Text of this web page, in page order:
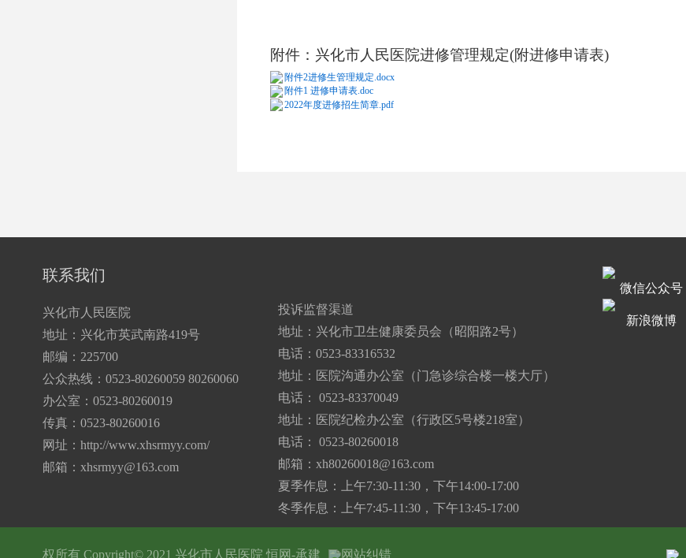
附件： 兴化市人民医院进修管理规定(附进修申请表)
附件2进修生管理规定.docx
附件1 进修申请表.doc
2022年度进修招生简章.pdf
联系我们
兴化市人民医院
地址：兴化市英武南路419号
邮编：225700
公众热线：0523-80260059 80260060
办公室：0523-80260019
传真：0523-80260016
网址：http://www.xhsrmyy.com/
邮箱： xhsrmyy@163.com
投诉监督渠道
地址：兴化市卫生健康委员会（昭阳路2号）
电话：0523-83316532
地址：医院沟通办公室（门急诊综合楼一楼大厅）
电话： 0523-83370049
地址：医院纪检办公室（行政区5号楼218室）
电话： 0523-80260018
邮箱： xh80260018@163.com
夏季作息：上午7:30-11:30，下午14:00-17:00
冬季作息：上午7:45-11:30，下午13:45-17:00
微信公众号
新浪微博
权所有 Copyright© 2021 兴化市人民医院恒网-承建 网站纠错